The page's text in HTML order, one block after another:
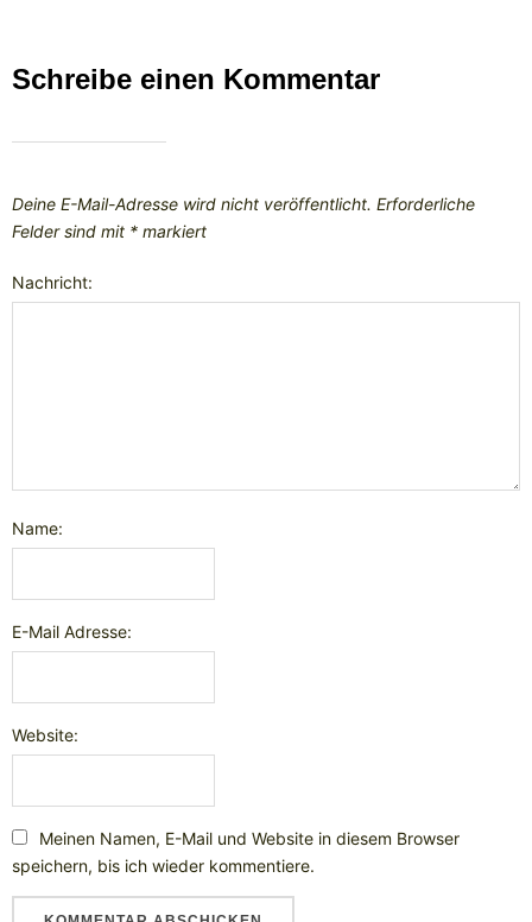
Schreibe einen Kommentar
Deine E-Mail-Adresse wird nicht veröffentlicht. Erforderliche
Felder sind mit * markiert
Nachricht:
Name:
E-Mail Adresse:
Website:
Meinen Namen, E-Mail und Website in diesem Browser
speichern, bis ich wieder kommentiere.